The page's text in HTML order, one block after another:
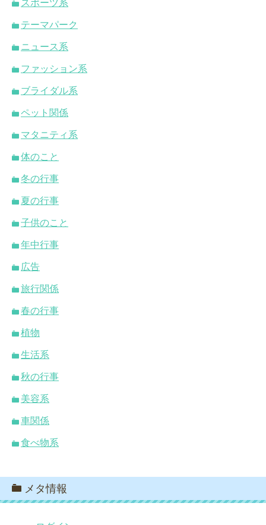
スポーツ系
テーマパーク
ニュース系
ファッション系
ブライダル系
ペット関係
マタニティ系
体のこと
冬の行事
夏の行事
子供のこと
年中行事
広告
旅行関係
春の行事
植物
生活系
秋の行事
美容系
車関係
食べ物系
メタ情報